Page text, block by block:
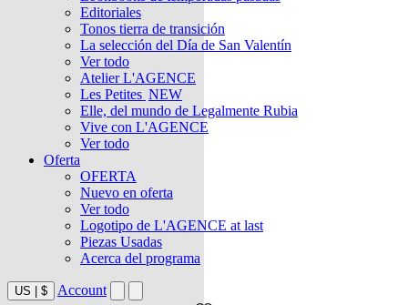
Editoriales
Tonos tierra de transición
La selección del Día de San Valentín
Ver todo
Atelier L'AGENCE
Les Petites NEW
Elle, del mundo de Legalmente Rubia
Vive con L'AGENCE
Ver todo
Oferta
OFERTA
Nuevo en oferta
Ver todo
Logotipo de L'AGENCE at last
Piezas Usadas
Acerca del programa
US $ Account